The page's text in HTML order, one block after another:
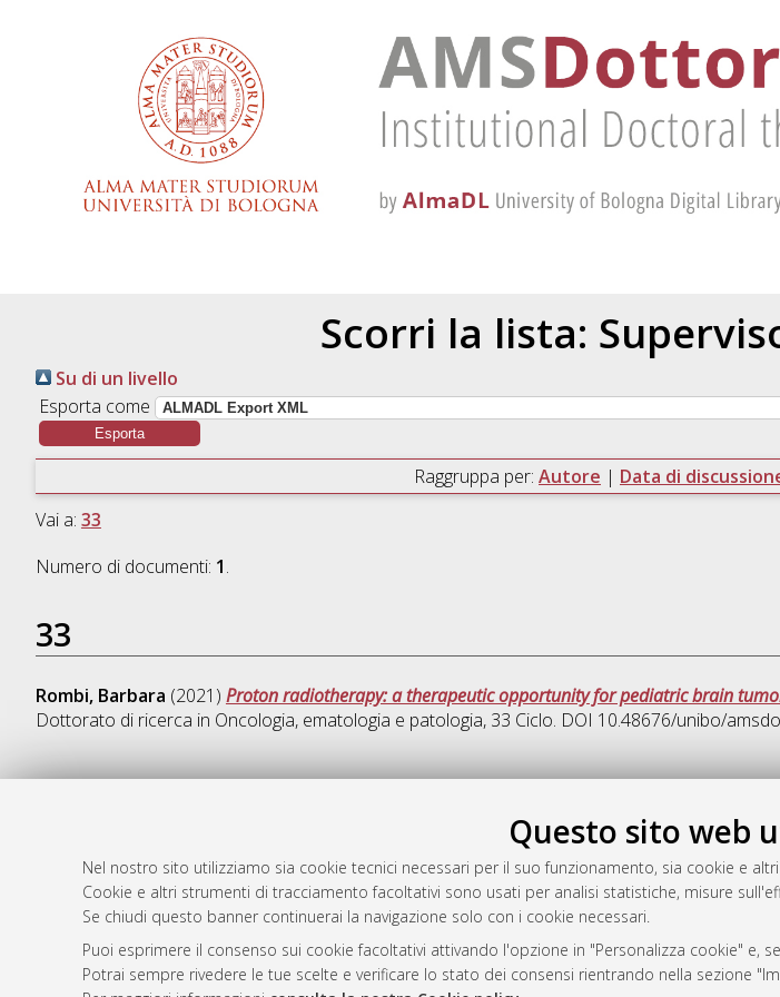
Questo sito web
Nel nostro sito utilizziamo sia cookie tecnici necessari per il suo funzionamento, sia cookie e
Cookie e altri strumenti di tracciamento facoltativi sono usati per analisi statistiche, misure
Se chiudi questo banner continuerai la navigazione solo con i cookie necessari.
Puoi esprimere il consenso sui cookie facoltativi attivando l'opzione in "Personalizza cookie" e,
Potrai sempre rivedere le tue scelte e verificare lo stato dei consensi rientrando nella sezione
Scorri la lista:
Su di un livello
Esporta come
Raggruppa per: Autore | Data di
Vai a: 33
Numero di documenti: 1.
33
Rombi, Barbara (2021) Proton radiotherapy: a therapeutic opportunity for pediatric brain
Dottorato di ricerca in Oncologia, ematologia e patologia, 33 Ciclo. DOI 10.48676/unibo/
Rss 1.0
Rss 2.0
AMS Dottorato
ISSN: 2038-7946
Servizio implementato e gestito daAlmaDL
Impostazioni Cookie
Informativa sulla privacy
Condizioni d’uso del sito